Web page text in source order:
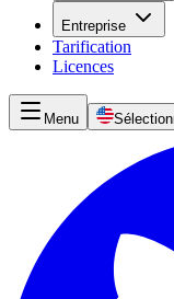
Entreprise
Tarification
Licences
Menu